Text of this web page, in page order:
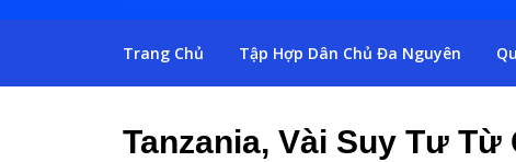
Trang Chủ Tập Hợp Dân Chủ Đa Nguyên
Tanzania, Vài Suy Tư Từ